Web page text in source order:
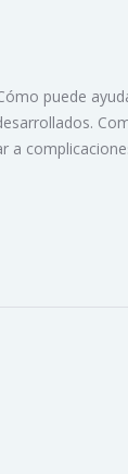
puede